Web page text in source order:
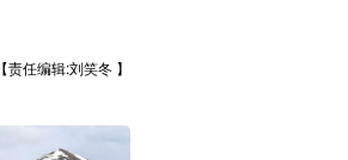
【责任编辑:刘笑冬 】